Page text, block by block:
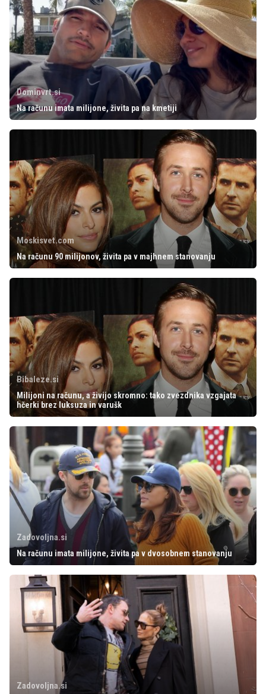
Dominvrt.si
Na računu imata milijone, živita pa na kmetiji
Moskisvet.com
Na računu 90 milijonov, živita pa v majhnem stanovanju
Bibaleze.si
Milijoni na računu, a živijo skromno: tako zvezdnika vzgajata
hčerki brez luksuza in varušk
Zadovoljna.si
Na računu imata milijone, živita pa v dvosobnem stanovanju
Zadovoljna.si